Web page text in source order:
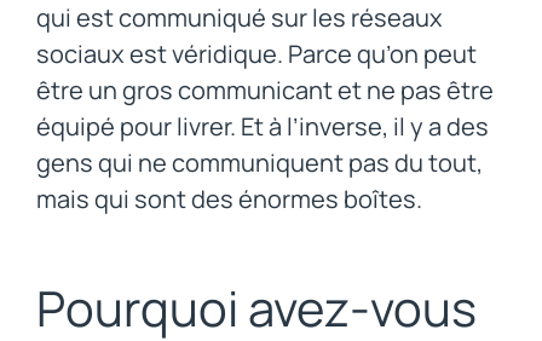
qui est communiqué sur les réseaux
sociaux est véridique. Parce qu’on peut
être un gros communicant et ne pas être
équipé pour livrer. Et à l’inverse, il y a des
gens qui ne communiquent pas du tout,
mais qui sont des énormes boîtes.
Pourquoi avez-vous